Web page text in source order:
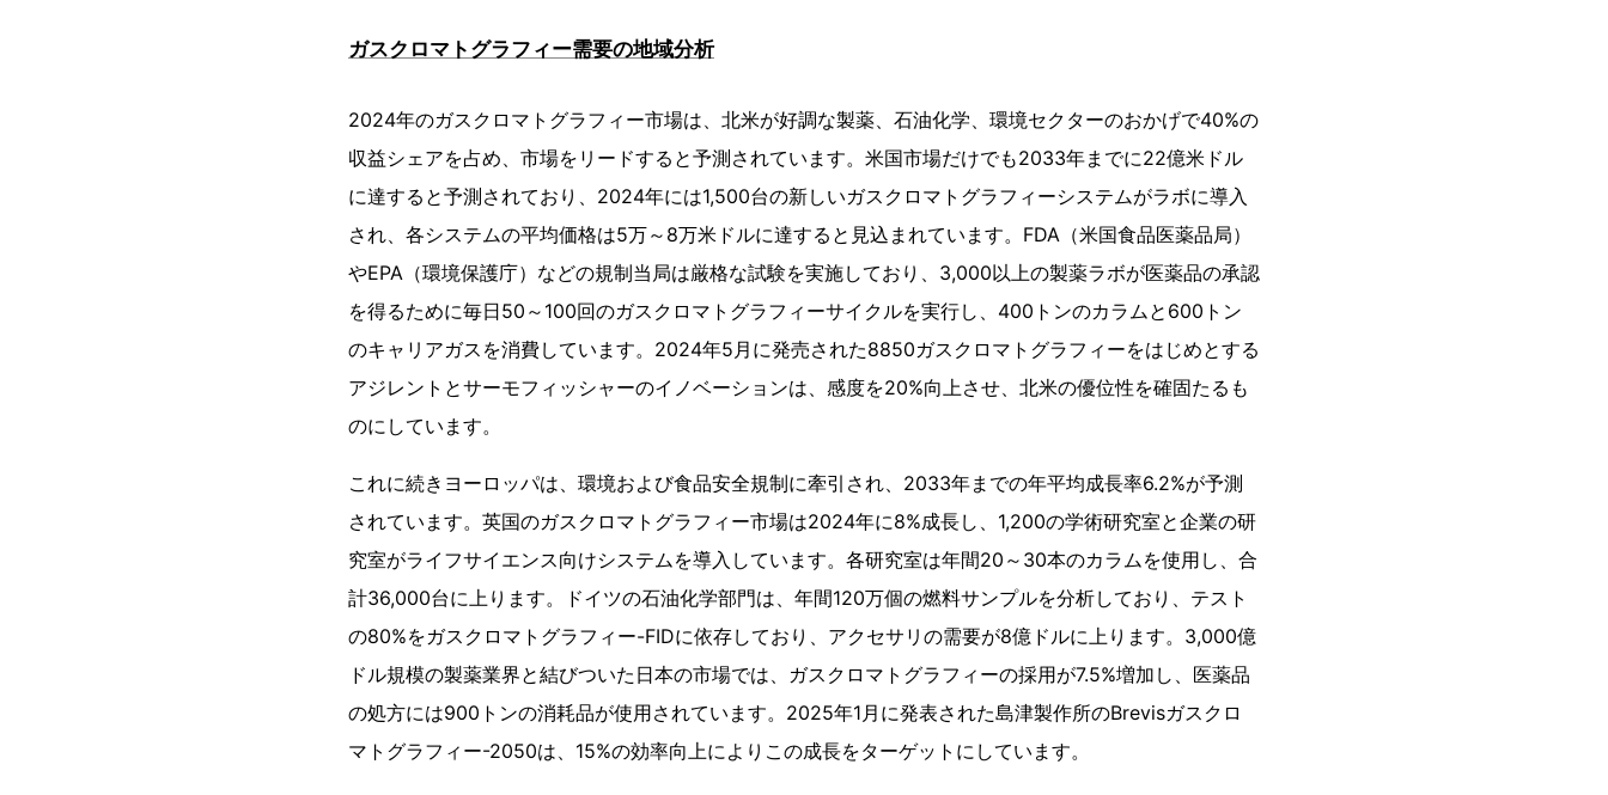
ガスクロマトグラフィー需要の地域分析
2024年のガスクロマトグラフィー市場は、北米が好調な製薬、石油化学、環境セクターのおかげで40%の
収益シェアを占め、市場をリードすると予測されています。米国市場だけでも2033年までに22億米ドル
に達すると予測されており、2024年には1,500台の新しいガスクロマトグラフィーシステムがラボに導入
され、各システムの平均価格は5万～8万米ドルに達すると見込まれています。FDA（米国食品医薬品局）
やEPA（環境保護庁）などの規制当局は厳格な試験を実施しており、3,000以上の製薬ラボが医薬品の承認
を得るために毎日50～100回のガスクロマトグラフィーサイクルを実行し、400トンのカラムと600トン
のキャリアガスを消費しています。2024年5月に発売された8850ガスクロマトグラフィーをはじめとする
アジレントとサーモフィッシャーのイノベーションは、感度を20%向上させ、北米の優位性を確固たるも
のにしています。
これに続きヨーロッパは、環境および食品安全規制に牽引され、2033年までの年平均成長率6.2%が予測
されています。英国のガスクロマトグラフィー市場は2024年に8%成長し、1,200の学術研究室と企業の研
究室がライフサイエンス向けシステムを導入しています。各研究室は年間20～30本のカラムを使用し、合
計36,000台に上ります。ドイツの石油化学部門は、年間120万個の燃料サンプルを分析しており、テスト
の80%をガスクロマトグラフィー-FIDに依存しており、アクセサリの需要が8億ドルに上ります。3,000億
ドル規模の製薬業界と結びついた日本の市場では、ガスクロマトグラフィーの採用が7.5%増加し、医薬品
の処方には900トンの消耗品が使用されています。2025年1月に発表された島津製作所のBrevisガスクロ
マトグラフィー-2050は、15%の効率向上によりこの成長をターゲットにしています。